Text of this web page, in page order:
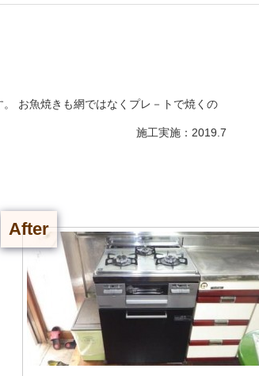
お魚焼きも網ではなくプレ－トで焼くの
施工実施：2019.7
After